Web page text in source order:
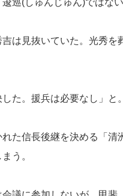
巡(しゅんじゅん)ではな
は見抜いていた。光秀を
た。援兵は必要なし」と
た信長後継を決める「清
う。